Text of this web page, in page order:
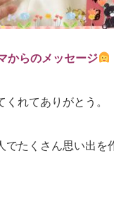
からのメッセージ
くれてありがとう。
でたくさん思い出を